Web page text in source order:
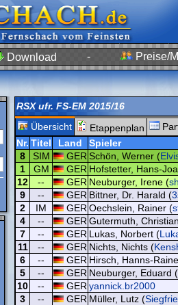
Download - Preise/
RSX ufr. FS-EM 2015/16
Übersicht
Etappenplan
Nr. Titel Land
Spieler
8
SIM GER Schön, Werner (
1
GM GER Hofstetter, Hans-
12
-- GER Neuburger, Irene (
9
-- GER Bittner, Dr. Harald (
2
IM GER Oechslein, Rainer (
4
-- GER Gutermuth,
7
-- GER Lukas, Norbert (
11
-- GER Nichts, Nichts (
6
-- GER Hirsch, Hanns-
5
-- GER Neuburger, Eduard (
10
-- GER yannick.br2000
3
-- GER Müller, Lutz (